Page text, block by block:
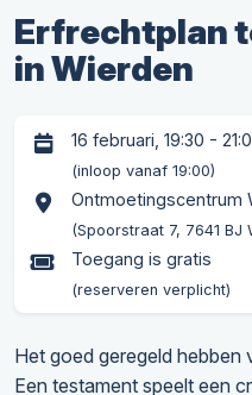
Erfrechtplan
in Wierden
16 februari, 19:30 -
(inloop vanaf 19:00)
Ontmoetingscentrum
(Spoorstraat 7, 7641 BJ
Toegang is gratis
(reserveren verplicht)
Het goed geregeld hebben
Een testament speelt een